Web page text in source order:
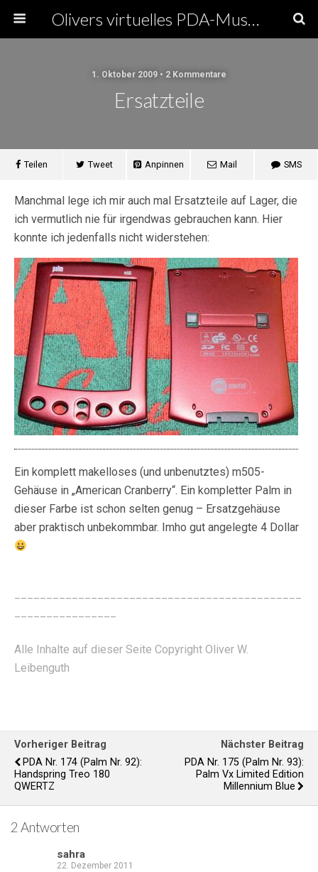
Olivers virtuelles PDA-Museum
1. Oktober 2009 • 2 Kommentare
Ersatzteile
Teilen Tweet Anpinnen Mail SMS
Manchmal lege ich mir auch mal Ersatzteile auf Lager, die
ich vermutlich nie für irgendwas gebrauchen kann. Hier
konnte ich jedenfalls nicht widerstehen:
Ein komplett makelloses (und unbenutztes) m505-
Gehäuse in „American Cranberry“. Ein kompletter Palm in
dieser Farbe ist schon selten genug – Ersatzgehäuse
aber praktisch unbekommbar. Imho gut angelegte 4 Dollar
Alle Inhalte auf dieser Seite Copyright Oliver W.
Leibenguth
Vorheriger Beitrag
PDA Nr. 174 (Palm Nr. 92):
Handspring Treo 180
QWERTZ
Nächster Beitrag
PDA Nr. 175 (Palm Nr. 93):
Palm Vx Limited Edition
Millennium Blue
2 Antworten
sahra
22. Dezember 2011